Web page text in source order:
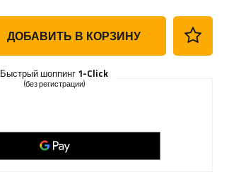
ДОБАВИТЬ В КОРЗИНУ
Быстрый шоппинг 1-Click
(без регистрации)